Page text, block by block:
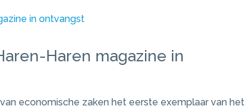
Haren magazine in
economische zaken het eerste exemplaar van het